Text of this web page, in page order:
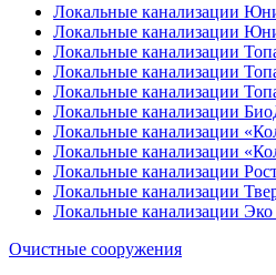
Локальные канализации
Локальные канализации
Локальные канализации
Локальные канализации
Локальные канализации
Локальные канализации
Локальные канализации
Локальные канализации
Локальные канализации
Локальные канализации
Локальные канализации Эко
Очистные сооружения